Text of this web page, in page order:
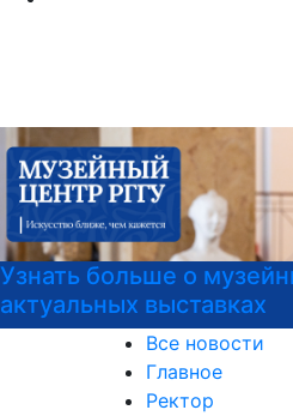
и Подготовка
Все новости
Главное
Ректор